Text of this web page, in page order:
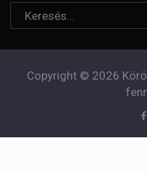
Copyright © 2026